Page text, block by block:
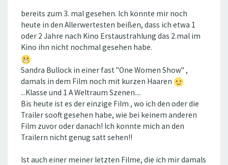
bereits zum 3. mal gesehen. Ich könnte mir noch
heute in den Allerwertesten beißen, dass ich etwa 1
oder 2 Jahre nach Kino Erstaustrahlung das 2.mal im
Kino ihn nicht nochmal gesehen habe.
Sandra Bullock in einer fast "One Women Show" ,
damals in dem Film noch mit kurzen Haaren
...Klasse und 1 A Weltraum Szenen....
Bis heute ist es der einzige Film , wo ich den oder die
Trailer sooft gesehen habe, wie bei keinem anderen
Film zuvor oder danach! Ich konnte mich an den
Trailern nicht genug satt sehen!!
Ist auch einer meiner letzten Filme, die ich mir damals